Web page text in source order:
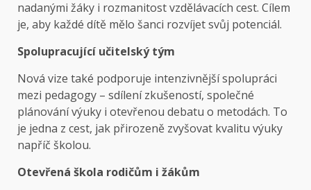
nadanými žáky i rozmanitost vzdělávacích cest. Cílem
je, aby každé dítě mělo šanci rozvíjet svůj potenciál.
Spolupracující učitelský tým
Nová vize také podporuje intenzivnější spolupráci
mezi pedagogy – sdílení zkušeností, společné
plánování výuky i otevřenou debatu o metodách. To
je jedna z cest, jak přirozeně zvyšovat kvalitu výuky
napříč školou.
Otevřená škola rodičům i žákům